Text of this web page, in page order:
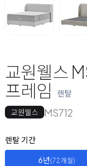
교원웰스
프레임
렌탈
교원웰스 MS712
옵션 선택
렌탈 선택
렌탈 기간
6년(72개월)